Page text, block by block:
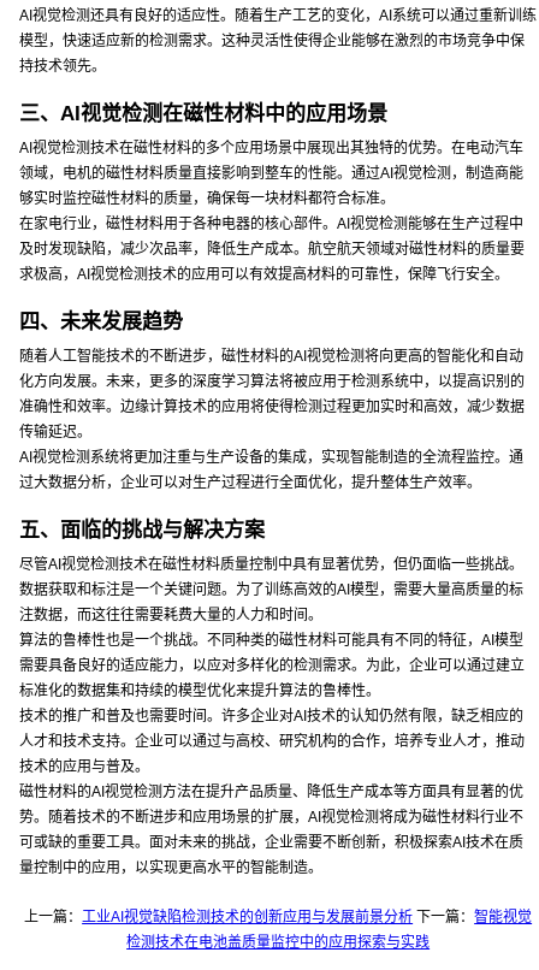
AI视觉检测还具有良好的适应性。随着生产工艺的变化，AI系统可以通过重新训练
模型，快速适应新的检测需求。这种灵活性使得企业能够在激烈的市场竞争中保
持技术领先。
三、AI视觉检测在磁性材料中的应用场景
AI视觉检测技术在磁性材料的多个应用场景中展现出其独特的优势。在电动汽车
领域，电机的磁性材料质量直接影响到整车的性能。通过AI视觉检测，制造商能
够实时监控磁性材料的质量，确保每一块材料都符合标准。
在家电行业，磁性材料用于各种电器的核心部件。AI视觉检测能够在生产过程中
及时发现缺陷，减少次品率，降低生产成本。航空航天领域对磁性材料的质量要
求极高，AI视觉检测技术的应用可以有效提高材料的可靠性，保障飞行安全。
四、未来发展趋势
随着人工智能技术的不断进步，磁性材料的AI视觉检测将向更高的智能化和自动
化方向发展。未来，更多的深度学习算法将被应用于检测系统中，以提高识别的
准确性和效率。边缘计算技术的应用将使得检测过程更加实时和高效，减少数据
传输延迟。
AI视觉检测系统将更加注重与生产设备的集成，实现智能制造的全流程监控。通
过大数据分析，企业可以对生产过程进行全面优化，提升整体生产效率。
五、面临的挑战与解决方案
尽管AI视觉检测技术在磁性材料质量控制中具有显著优势，但仍面临一些挑战。
数据获取和标注是一个关键问题。为了训练高效的AI模型，需要大量高质量的标
注数据，而这往往需要耗费大量的人力和时间。
算法的鲁棒性也是一个挑战。不同种类的磁性材料可能具有不同的特征，AI模型
需要具备良好的适应能力，以应对多样化的检测需求。为此，企业可以通过建立
标准化的数据集和持续的模型优化来提升算法的鲁棒性。
技术的推广和普及也需要时间。许多企业对AI技术的认知仍然有限，缺乏相应的
人才和技术支持。企业可以通过与高校、研究机构的合作，培养专业人才，推动
技术的应用与普及。
磁性材料的AI视觉检测方法在提升产品质量、降低生产成本等方面具有显著的优
势。随着技术的不断进步和应用场景的扩展，AI视觉检测将成为磁性材料行业不
可或缺的重要工具。面对未来的挑战，企业需要不断创新，积极探索AI技术在质
量控制中的应用，以实现更高水平的智能制造。
上一篇：工业AI视觉缺陷检测技术的创新应用与发展前景分析 下一篇：智能视觉
检测技术在电池盖质量监控中的应用探索与实践